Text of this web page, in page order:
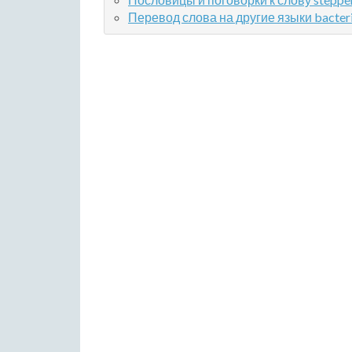
Перевод слова на другие языки